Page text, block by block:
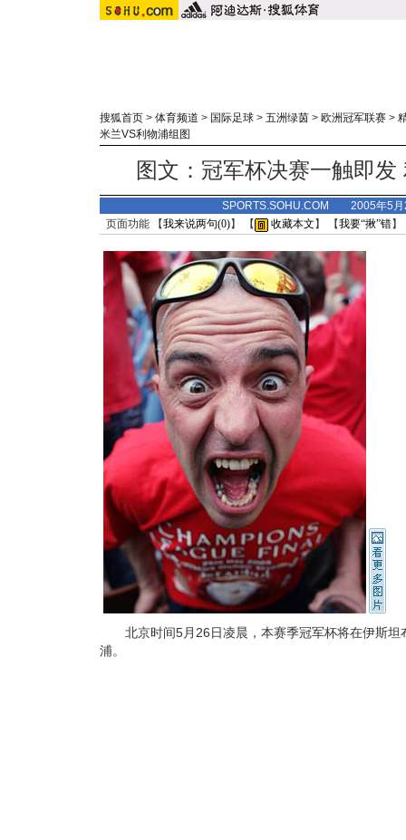
搜狐首页 > 体育频道 > 国际足球 > 五洲绿茵 > 欧洲冠军联赛 >
米兰VS利物浦组图
图文：冠军杯决赛一触即
SPORTS.SOHU.COM 2005年5
页面功能 【我来说两句(0)】 【 收藏本文 】 【我要“揪”错】
北京时间5月26日凌晨，本赛季冠军杯将在伊斯坦
浦。